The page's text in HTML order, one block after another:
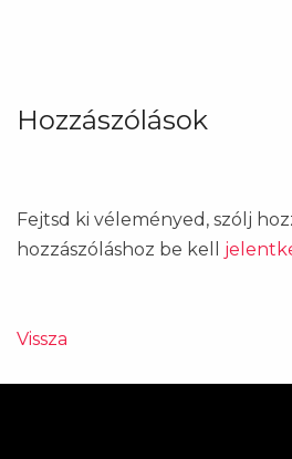
Hozzászólások
Fejtsd ki véleményed, szólj
hozzászóláshoz be kell
Vissza